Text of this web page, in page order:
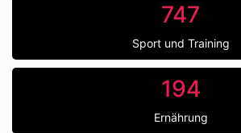
747
Sport und Training
194
Ernährung